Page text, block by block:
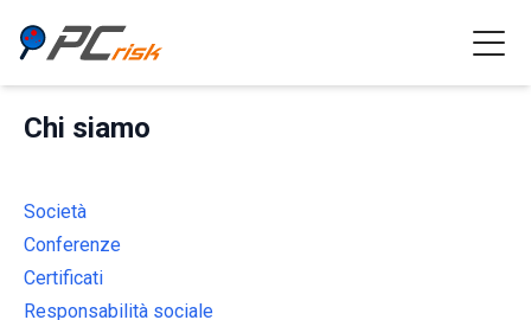
Chi siamo
Società
Conferenze
Certificati
Responsabilità sociale